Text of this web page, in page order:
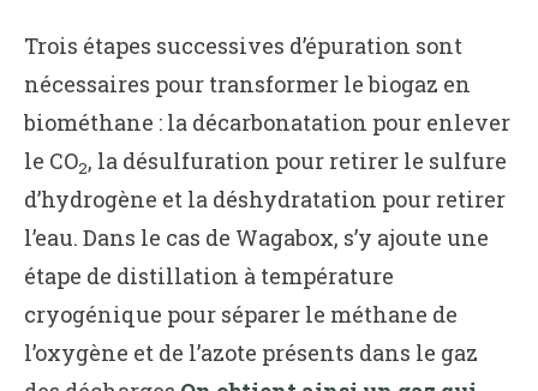
Trois étapes successives d’épuration sont
nécessaires pour transformer le biogaz en
biométhane : la décarbonatation pour enlever
le CO2, la désulfuration pour retirer le sulfure
d’hydrogène et la déshydratation pour retirer
l’eau. Dans le cas de Wagabox, s’y ajoute une
étape de distillation à température
cryogénique pour séparer le méthane de
l’oxygène et de l’azote présents dans le gaz